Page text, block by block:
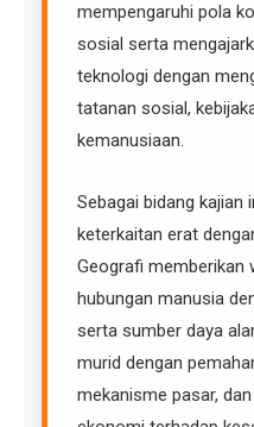
mempengaruhi pola
sosial serta
teknologi dengan
tatanan sosial,
kemanusiaan.
Sebagai bidang kajian
keterkaitan erat
Geografi memberikan
hubungan manusia
serta sumber daya
murid dengan
mekanisme pasar,